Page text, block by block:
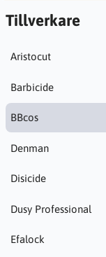
Tillverkare
Aristocut
Barbicide
BBcos
Denman
Disicide
Dusy Professional
Efalock